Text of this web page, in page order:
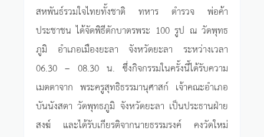
สหพันธ์รวมใจไทยทั้งชาติ ทหาร ตำรวจ พ่อค้า
ประชาชน ได้จัดพิธีตักบาตรพระ 100 รูป ณ วัดพุทธ
ภูมิ อำเภอเมืองยะลา จังหวัดยะลา ระหว่างเวลา
06.30 – 08.30 น. ซึ่งกิจกรรมในครั้งนี้ได้รับความ
เมตตาจาก พระครูสุทธิธรรมานุศาสก์ เจ้าคณะอำเภอ
บันนังสตา วัดพุทธภูมิ จังหวัดยะลา เป็นประธานฝ่าย
สงฆ์ และได้รับเกียรติจากนายธรรมรงค์ คงวัดใหม่